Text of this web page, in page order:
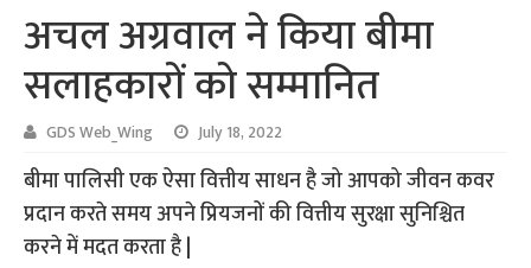
अचल अग्रवाल ने किया बीमा
सलाहकारों को सम्मानित
GDS Web_Wing July 18, 2022
बीमा पालिसी एक ऐसा वित्तीय साधन है जो आपको जीवन कवर
प्रदान करते समय अपने प्रियजनों की वित्तीय सुरक्षा सुनिश्चित
करने में मदत करता है |